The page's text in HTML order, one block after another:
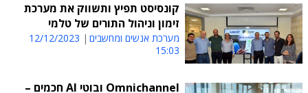
קונסיסט תפיץ ותשווק את מערכת
זימון וניהול התורים של טלמי
מערכת אנשים ומחשבים
12/12/2023
15:03
Omnichannel ובוטי AI חכמים –